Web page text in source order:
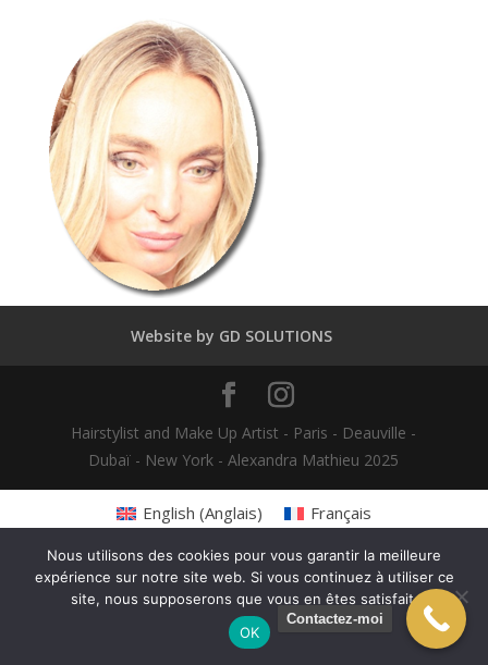
Website by GD SOLUTIONS
Hairstylist and Make Up Artist - Paris - Deauville -
Dubaï - New York - Alexandra Mathieu 2025
Contactez-moi
English (Anglais) Français
Nous utilisons des cookies pour vous garantir la meilleure
expérience sur notre site web. Si vous continuez à utiliser ce
site, nous supposerons que vous en êtes satisfait.
OK